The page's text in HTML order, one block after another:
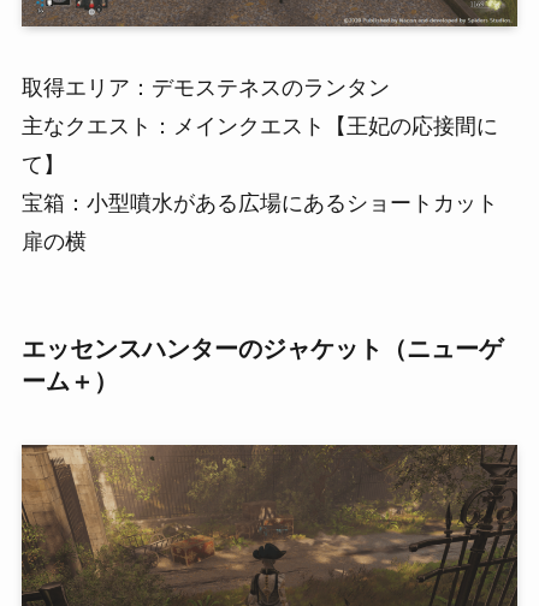
取得エリア：デモステネスのランタン
主なクエスト：メインクエスト【王妃の応接間に
て】
宝箱：小型噴水がある広場にあるショートカット
扉の横
エッセンスハンターのジャケット（ニューゲ
ーム＋）